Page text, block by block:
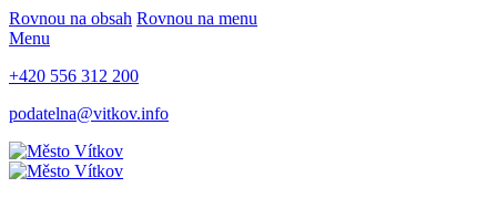
Rovnou na obsah Rovnou na menu
Menu
+420 556 312 200
podatelna@vitkov.info